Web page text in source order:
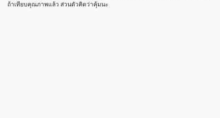
ถ้าเทียบคุณภาพแล้ว ส่วนตัวคิดว่าคุ้มนะ